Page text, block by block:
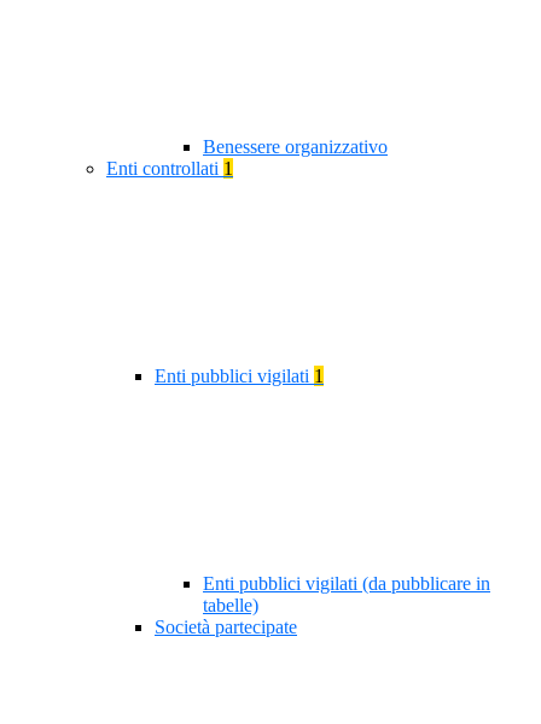
Benessere organizzativo
Enti controllati 1
Enti pubblici vigilati 1
Enti pubblici vigilati (da pubblicare in
tabelle)
Società partecipate